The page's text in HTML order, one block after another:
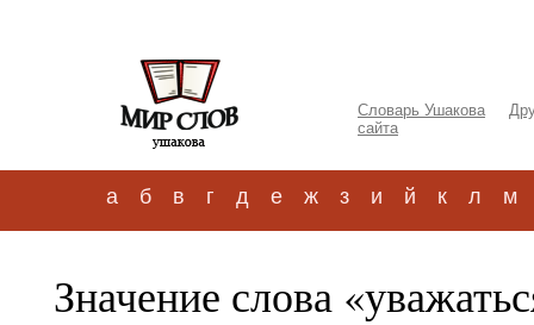
Словарь Ушакова
сайта
а б в г д е ж з и й к л м
Значение слова